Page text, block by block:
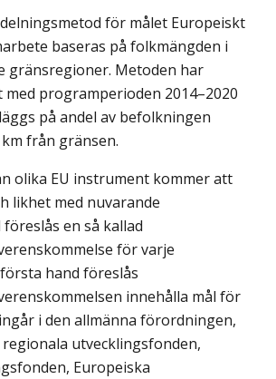
för målet Europeiskt
baseras på folkmängden i
gränsregioner. Metoden har
programperioden 2014–2020
på andel av befolkningen
från gränsen.
olika EU instrument kommer att
likhet med nuvarande
en så kallad
för varje
hand föreslås
innehålla mål för
i den allmänna förordningen,
utvecklingsfonden,
Europeiska